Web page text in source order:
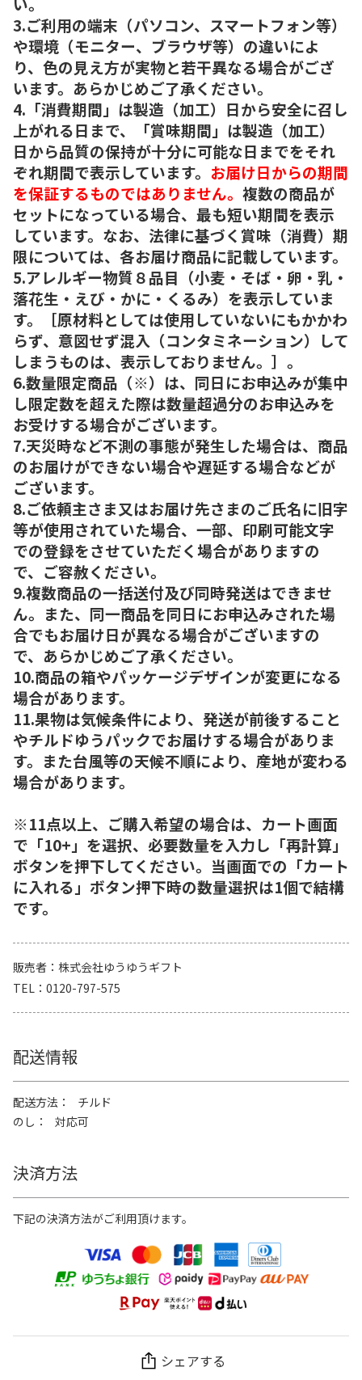
3.ご利用の端末（パソコン、スマートフォン等）
や環境（モニター、ブラウザ等）の違いによ
り、色の見え方が実物と若干異なる場合がござ
います。あらかじめご了承ください。
4.「消費期間」は製造（加工）日から安全に召し
上がれる日まで、「賞味期間」は製造（加工）
日から品質の保持が十分に可能な日までをそれ
ぞれ期間で表示しています。 お届け日からの期間
を保証するものではありません。 複数の商品が
セットになっている場合、最も短い期間を表示
しています。なお、法律に基づく賞味（消費）期
限については、各お届け商品に記載しています。
5.アレルギー物質８品目（小麦・そば・卵・乳・
落花生・えび・かに・くるみ）を表示していま
す。［原材料としては使用していないにもかかわ
らず、意図せず混入（コンタミネーション）して
しまうものは、表示しておりません。］。
6.数量限定商品（※）は、同日にお申込みが集中
し限定数を超えた際は数量超過分のお申込みを
お受けする場合がございます。
7.天災時など不測の事態が発生した場合は、商品
のお届けができない場合や遅延する場合などが
ございます。
8.ご依頼主さま又はお届け先さまのご氏名に旧字
等が使用されていた場合、一部、印刷可能文字
での登録をさせていただく場合がありますの
で、ご容赦ください。
9.複数商品の一括送付及び同時発送はできませ
ん。また、同一商品を同日にお申込みされた場
合でもお届け日が異なる場合がございますの
で、あらかじめご了承ください。
10.商品の箱やパッケージデザインが変更になる
場合があります。
11.果物は気候条件により、発送が前後すること
やチルドゆうパックでお届けする場合がありま
す。また台風等の天候不順により、産地が変わる
場合があります。
※11点以上、ご購入希望の場合は、カート画面
で「10+」を選択、必要数量を入力し「再計算」
ボタンを押下してください。当画面での「カート
に入れる」ボタン押下時の数量選択は1個で結構
です。
販売者
株式会社ゆうゆうギフト
TEL
0120-797-575
配送情報
配送方法
チルド
のし
対応可
決済方法
下記の決済方法がご利用頂けます。
シェアする